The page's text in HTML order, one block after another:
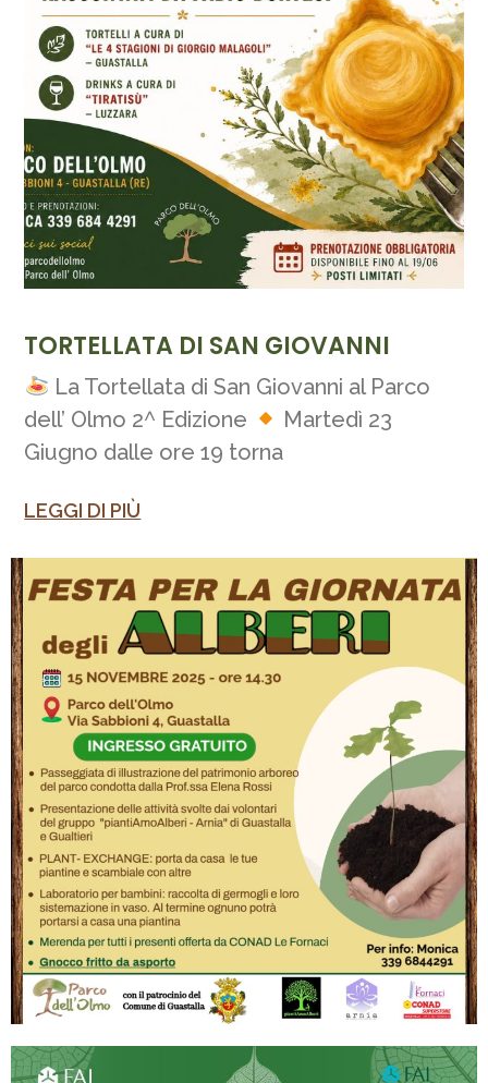
TORTELLATA DI SAN GIOVANNI
La Tortellata di San Giovanni al Parco
dell’ Olmo 2^ Edizione
Martedì 23
Giugno dalle ore 19 torna
LEGGI DI PIÙ